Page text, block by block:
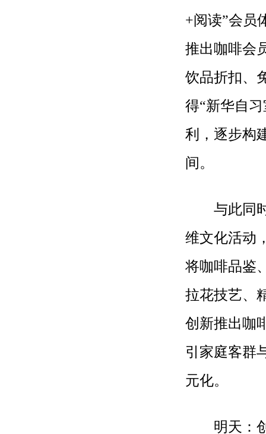
+阅读”会员
推出咖啡会
饮品折扣、
得“新华自
利，逐步构
间。
与此同时
维文化活动
将咖啡品鉴
拉花技艺、
创新推出咖
引家庭客群
元化。
明天：创